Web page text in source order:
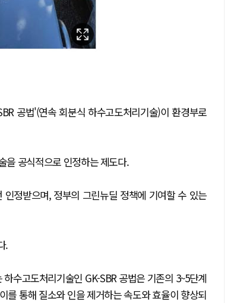
공법'(연속 회분식 하수고도처리기술)이 환경부로
을 공식적으로 인정하는 제도다.
정받으며, 정부의 그린뉴딜 정책에 기여할 수 있는
.
수고도처리기술인 GK-SBR 공법은 기존의 3~5단계
를 통해 질소와 인을 제거하는 속도와 효율이 향상되